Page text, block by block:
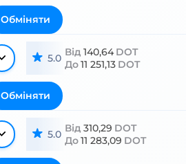
Обміняти
5.0 Від 140,64 DOT
До11 251,13 DOT
Обміняти
5.0 Від 310,29 DOT
До11 283,09 DOT